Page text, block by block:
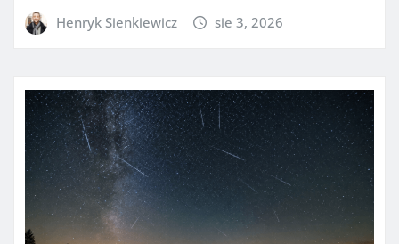
Henryk Sienkiewicz sie 3, 2026